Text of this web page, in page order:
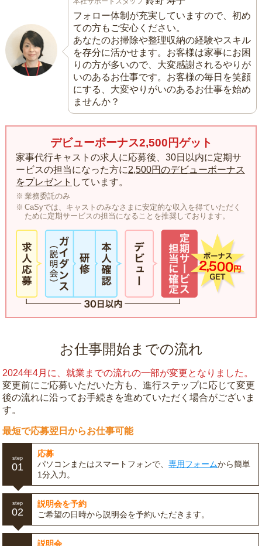
フォロー体制が充実していますので、初め
ての方もご安心ください。
あなたのお掃除や整理収納の経験やスキル
を存分に活かせます。お客様は家事にお困
りの方が多いので、大変感謝されるやりが
いのあるお仕事です。お客様の毎日を笑顔
にする、大変やりがいのあるお仕事を始め
ませんか？
デビューボーナス2,500円ゲット
家事代行キャストの求人に応募後、30日以内に定期サ
ービスの担当になった方に2,500円のデビューボーナス
をプレゼント しています。
業務委託のみ
CaSyでは、キャストのみなさまに安定的な収入を得ていただく
ために定期サービスの担当になることを推奨しております。
お仕事開始までの流れ
2024年4月に、就業までの流れの一部が変更となりました。
変更前にご応募いただいた方も、進行ステップに応じて変更
後の流れに沿ってお手続きを進めていただく場合がございま
す。
最短で応募翌日からお仕事可能
step
01
応募
パソコンまたはスマートフォンで、専用フォームから簡単
1分入力。
step
02
説明会を予約
ご希望の日時から説明会を予約いただきます。
説明会